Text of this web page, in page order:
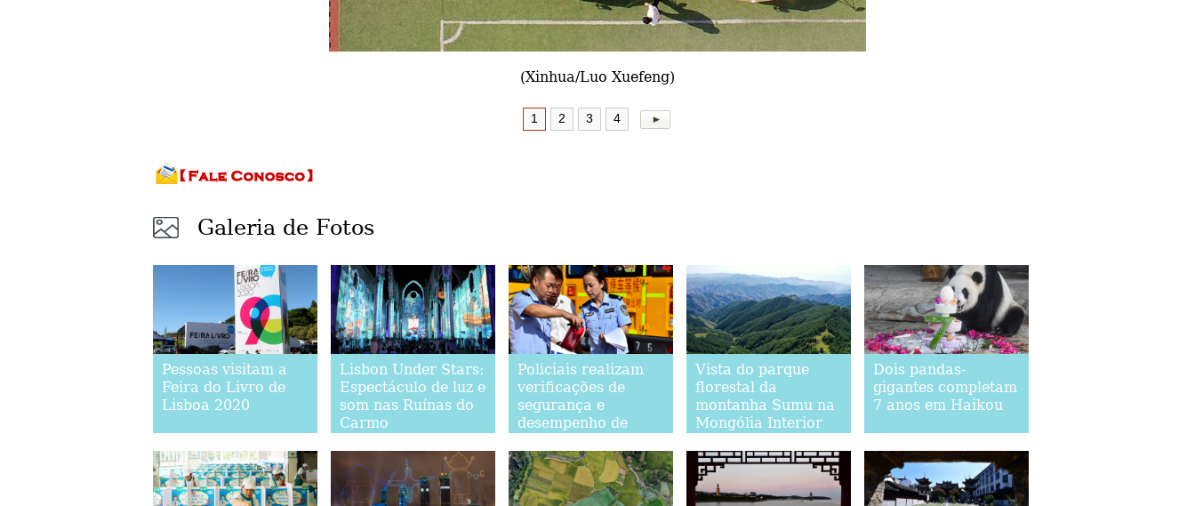
(Xinhua/Luo Xuefeng)
1 2 3 4
Galeria de Fotos
Pessoas visitam a
Feira do Livro de
Lisboa 2020
Lisbon Under Stars:
Espectáculo de luz e
som nas Ruínas do
Carmo
Policiais realizam
verificações de
segurança e
desempenho de
Gaocheng,
província de Hebei
Vista do parque
florestal da
montanha Sumu na
Mongólia Interior
Dois pandas-
gigantes completam
7 anos em Haikou